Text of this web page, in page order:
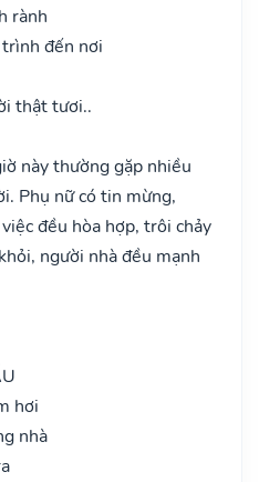
rành
đến nơi
thật tươi..
này thường gặp nhiều
Phụ nữ có tin mừng,
đều hòa hợp, trôi chảy
người nhà đều mạnh
hơi
nhà